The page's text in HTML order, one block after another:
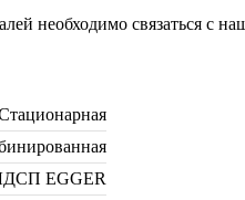
необходимо связаться с
EGGER